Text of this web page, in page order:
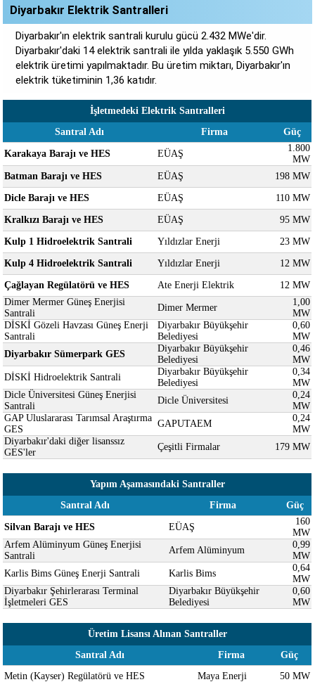
Diyarbakır Elektrik Santralleri
Diyarbakır'ın elektrik santrali kurulu gücü 2.432 MWe'dir.
Diyarbakır'daki 14 elektrik santrali ile yılda yaklaşık 5.550 GWh
elektrik üretimi yapılmaktadır. Bu üretim miktarı, Diyarbakır'ın
elektrik tüketiminin 1,36 katıdır.
İşletmedeki Elektrik Santralleri
Santral Adı
Firma Güç
Karakaya Barajı ve HES EÜAŞ
1.800
MW
Batman Barajı ve HES
EÜAŞ 198 MW
Dicle Barajı ve HES EÜAŞ 110 MW
Kralkızı Barajı ve HES EÜAŞ 95 MW
Kulp 1 Hidroelektrik Santrali Yıldızlar Enerji 23 MW
Kulp 4 Hidroelektrik Santrali Yıldızlar Enerji 12 MW
Çağlayan Regülatörü ve HES Ate Enerji Elektrik
12 MW
Dimer Mermer Güneş Enerjisi
Santrali
Dimer Mermer
1,00
MW
DİSKİ Gözeli Havzası Güneş Enerji
Santrali
Diyarbakır Büyükşehir
Belediyesi
0,60
MW
Diyarbakır Sümerpark GES
Diyarbakır Büyükşehir
Belediyesi
0,46
MW
DİSKİ Hidroelektrik Santrali
Diyarbakır Büyükşehir
Belediyesi
0,34
MW
Dicle Üniversitesi Güneş Enerjisi
Santrali
Dicle Üniversitesi
0,24
MW
GAP Uluslararası Tarımsal Araştırma
GES
GAPUTAEM
0,24
MW
Diyarbakır'daki diğer lisanssız
GES'ler
Çeşitli Firmalar 179 MW
Yapım Aşamasındaki Santraller
Santral Adı
Firma Güç
Silvan Barajı ve HES EÜAŞ
160
MW
Arfem Alüminyum Güneş Enerjisi
Santrali
Arfem Alüminyum
0,99
MW
Karlis Bims Güneş Enerji Santrali
Karlis Bims
0,64
MW
Diyarbakır Şehirlerarası Terminal
İşletmeleri GES
Diyarbakır Büyükşehir
Belediyesi
0,60
MW
Üretim Lisansı Alınan Santraller
Santral Adı
Firma
Güç
Metin (Kayser) Regülatörü ve HES
Maya Enerji 50 MW